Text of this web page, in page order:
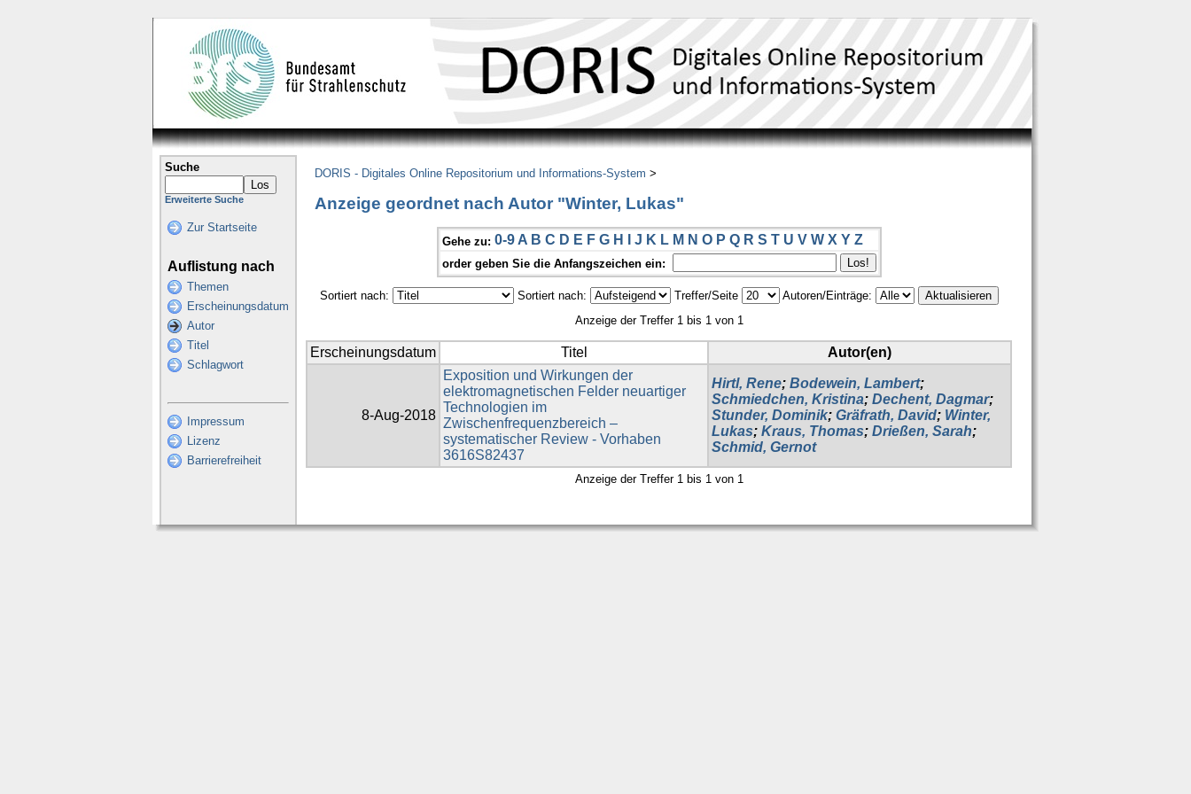
Suche
Erweiterte Suche
Zur Startseite
Auflistung nach
Themen
Erscheinungsdatum
Autor
Titel
Schlagwort
Impressum
Lizenz
Barrierefreiheit
DORIS - Digitales Online Repositorium und Informations-System >
Anzeige geordnet nach Autor "Winter, Lukas"
Gehe zu: 0-9 A B C D E F G H J K L M N O P Q R S T U V W X Y Z
order geben Sie die Anfangszeichen ein:
Sortiert nach: Sortiert nach: Treffer/Seite
Autoren/Einträge:
Anzeige der Treffer 1 bis 1 von 1
Erscheinungsdatum Titel Autor(en)
8-Aug-2018
Exposition und Wirkungen der
elektromagnetischen Felder neuartiger
Technologien im
Zwischenfrequenzbereich –
systematischer Review - Vorhaben
3616S82437
Hirtl, Rene; Bodewein, Lambert;
Schmiedchen, Kristina; Dechent, Dagmar;
Stunder, Dominik; Gräfrath, David; Winter,
Lukas; Kraus, Thomas; Drießen, Sarah;
Schmid, Gernot
Anzeige der Treffer 1 bis 1 von 1